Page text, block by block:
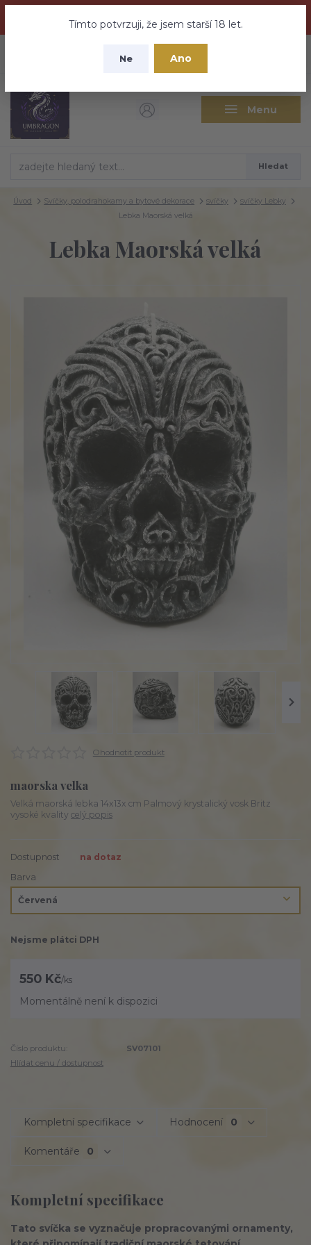
nebuďte vyděšeni zde najdete vše a ještě mnohem víc
Tímto potvrzuji, že jsem starší 18 let.
Ne Ano
Menu
CZK
Hledat
Úvod Svíčky, polodrahokamy a bytové dekorace svíčky
svíčky Lebky
Lebka Maorská velká
Lebka Maorská velká
Ohodnotit produkt
maorska velka
Velká maorská lebka 14x13x cm Palmový krystalický vosk Britz
vysoké kvality celý popis
Dostupnost
na dotaz
Barva
Nejsme plátci DPH
550 Kč/ks
Momentálně není k dispozici
Číslo produktu:
SV07101
Hlídat cenu / dostupnost
Kompletní specifikace Hodnocení 0
Komentáře 0
Kompletní specifikace
Tato svíčka se vyznačuje propracovanými ornamenty,